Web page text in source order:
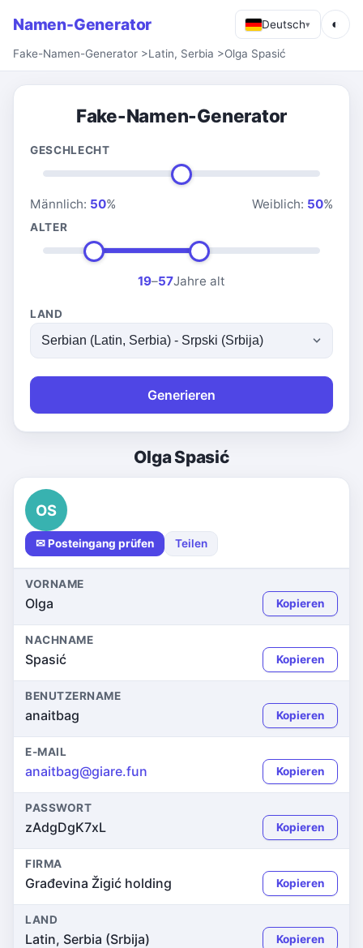
Namen-Generator Deutsch▾ ◐
Fake-Namen-Generator >Latin, Serbia >Olga Spasić
Fake-Namen-Generator
GESCHLECHT
Männlich: 50% Weiblich: 50%
ALTER
19–57Jahre alt
LAND
Generieren
Olga Spasić
OS
✉ Posteingang prüfen Teilen
VORNAME
Olga Kopieren
NACHNAME
Spasić Kopieren
BENUTZERNAME
anaitbag Kopieren
E-MAIL
anaitbag@giare.fun Kopieren
PASSWORT
zAdgDgK7xL Kopieren
FIRMA
Građevina Žigić holding Kopieren
LAND
Latin, Serbia (Srbija) Kopieren